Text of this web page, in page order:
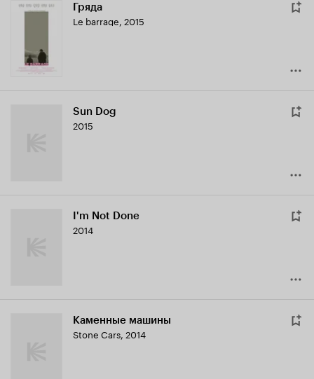
Гряда
Le barrage, 2015
Sun Dog
2015
I'm Not Done
2014
Каменные машины
Stone Cars, 2014